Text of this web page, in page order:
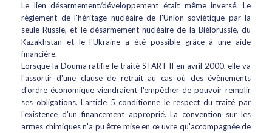
Le lien désarmement/développement était même inversé. Le
règlement de l'héritage nucléaire de l'Union soviétique par la
seule Russie, et le désarmement nucléaire de la Biélorussie, du
Kazakhstan et le l'Ukraine a été possible grâce à une aide
financière.
Lorsque la Douma ratifie le traité START II en avril 2000, elle va
l'assortir d'une clause de retrait au cas où des évènements
d'ordre économique viendraient l'empêcher de pouvoir remplir
ses obligations. L'article 5 conditionne le respect du traité par
l'existence d'un financement approprié. La convention sur les
armes chimiques n'a pu être mise en œ uvre qu'accompagnée de